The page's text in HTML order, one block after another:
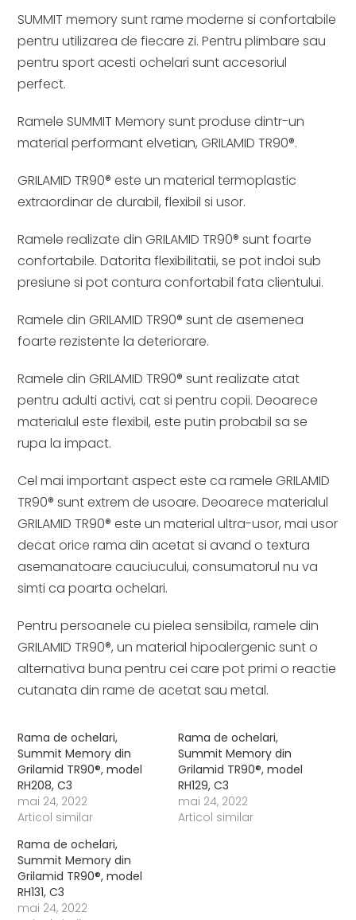
SUMMIT memory sunt rame moderne si confortabile
pentru utilizarea de fiecare zi. Pentru plimbare sau
pentru sport acesti ochelari sunt accesoriul
perfect.
Ramele SUMMIT Memory sunt produse dintr-un
material performant elvetian, GRILAMID TR90®.
GRILAMID TR90® este un material termoplastic
extraordinar de durabil, flexibil si usor.
Ramele realizate din GRILAMID TR90® sunt foarte
confortabile. Datorita flexibilitatii, se pot indoi sub
presiune si pot contura confortabil fata clientului.
Ramele din GRILAMID TR90® sunt de asemenea
foarte rezistente la deteriorare.
Ramele din GRILAMID TR90® sunt realizate atat
pentru adulti activi, cat si pentru copii. Deoarece
materialul este flexibil, este putin probabil sa se
rupa la impact.
Cel mai important aspect este ca ramele GRILAMID
TR90® sunt extrem de usoare. Deoarece materialul
GRILAMID TR90® este un material ultra-usor, mai usor
decat orice rama din acetat si avand o textura
asemanatoare cauciucului, consumatorul nu va
simti ca poarta ochelari.
Pentru persoanele cu pielea sensibila, ramele din
GRILAMID TR90®, un material hipoalergenic sunt o
alternativa buna pentru cei care pot primi o reactie
cutanata din rame de acetat sau metal.
Rama de ochelari,
Summit Memory din
Grilamid TR90®, model
RH208, C3
mai 24, 2022
Articol similar
Rama de ochelari,
Summit Memory din
Grilamid TR90®, model
RH129, C3
mai 24, 2022
Articol similar
Rama de ochelari,
Summit Memory din
Grilamid TR90®, model
RH131, C3
mai 24, 2022